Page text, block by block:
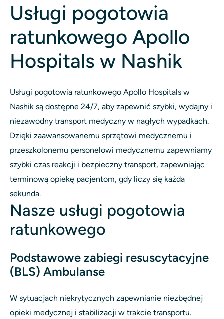
Usługi pogotowia
ratunkowego Apollo
Hospitals w Nashik
Usługi pogotowia ratunkowego Apollo Hospitals w
Nashik są dostępne 24/7, aby zapewnić szybki, wydajny i
niezawodny transport medyczny w nagłych wypadkach.
Dzięki zaawansowanemu sprzętowi medycznemu i
przeszkolonemu personelowi medycznemu zapewniamy
szybki czas reakcji i bezpieczny transport, zapewniając
terminową opiekę pacjentom, gdy liczy się każda
sekunda.
Nasze usługi pogotowia
ratunkowego
Podstawowe zabiegi resuscytacyjne
(BLS) Ambulanse
W sytuacjach niekrytycznych zapewnianie niezbędnej
opieki medycznej i stabilizacji w trakcie transportu.